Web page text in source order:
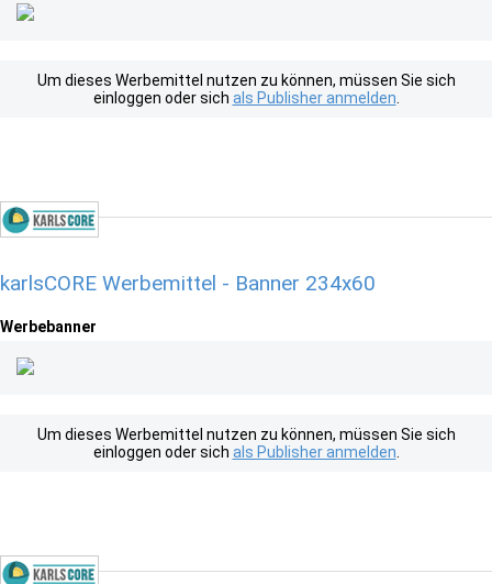
Um dieses Werbemittel nutzen zu können, müssen Sie sich
einloggen oder sich als Publisher anmelden
karlsCORE Werbemittel - Banner 234x60
Werbebanner
Um dieses Werbemittel nutzen zu können, müssen Sie sich
einloggen oder sich als Publisher anmelden